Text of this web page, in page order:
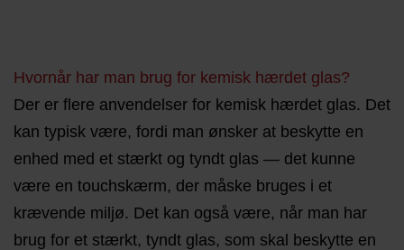
Hvornår har man brug for kemisk hærdet glas?
Der er flere anvendelser for kemisk hærdet glas. Det
kan typisk være, fordi man ønsker at beskytte en
enhed med et stærkt og tyndt glas — det kunne
være en touchskærm, der måske bruges i et
krævende miljø. Det kan også være, når man har
brug for et stærkt, tyndt glas, som skal beskytte en